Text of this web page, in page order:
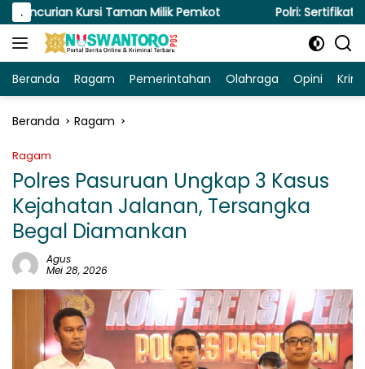
Langsung
ke
konten
. Taman Milik Pemkot Polri: Sertifikat Prestasi
Beranda Ragam Pemerintahan Olahraga Opini
Beranda Ragam
Ragam
Polres Pasuruan Ungkap 3 Kasus
Kejahatan Jalanan, Tersangka
Begal Diamankan
Agus
Mei 28, 2026